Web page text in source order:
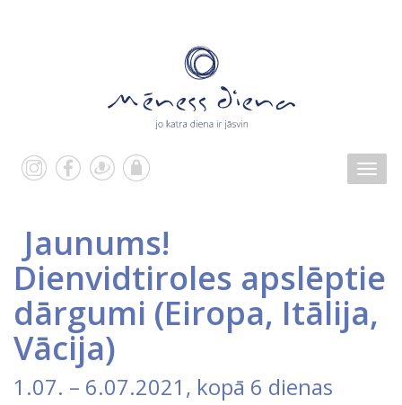
Jaunums!
Dienvidtiroles apslēptie
dārgumi (Eiropa, Itālija,
Vācija)
1.07. – 6.07.2021 , kopā 6 dienas